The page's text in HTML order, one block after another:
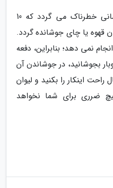
مصرف آب جوشانده فقط زمانی خطرناک می گردد که 10
قهوه یا چای جوشانده گردد.
نمی دهد؛ بنابراین، دفعه
بجوشانید، در جوشاندن آن
راحت اینکار را بکنید و لیوان
ضرری برای شما نخواهد